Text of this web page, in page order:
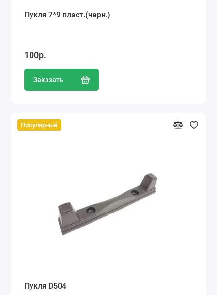
Пукля 7*9 пласт.(черн.)
100р.
Заказать
Популярный
Пукля D504